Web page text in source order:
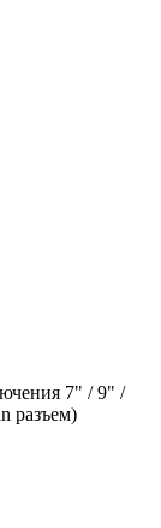
7" / 9" /
разъем)